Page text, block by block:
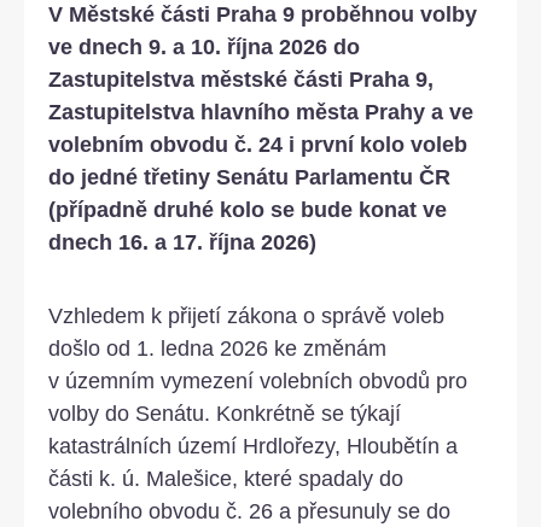
V Městské části Praha 9 proběhnou volby
ve dnech 9. a 10. října 2026 do
Zastupitelstva městské části Praha 9,
Zastupitelstva hlavního města Prahy a ve
volebním obvodu č. 24 i první kolo voleb
do jedné třetiny Senátu Parlamentu ČR
(případně druhé kolo se bude konat ve
dnech 16. a 17. října 2026)
Vzhledem k přijetí zákona o správě voleb
došlo od 1. ledna 2026 ke změnám
v územním vymezení volebních obvodů pro
volby do Senátu. Konkrétně se týkají
katastrálních území Hrdlořezy, Hloubětín a
části k. ú. Malešice, které spadaly do
volebního obvodu č. 26 a přesunuly se do